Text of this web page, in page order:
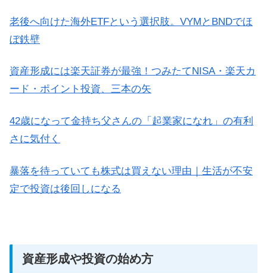
老後へ向けた海外ETFという選択肢。VYMとBNDでほ
ぼ鉄壁
資産形成には楽天証券が最強！つみたてNISA・楽天カ
ード・ポイント投資、三本の矢
42歳になって金持ち父さんの「起業家になれ」の有利
さに気付く
暴落を待っていても株式は買えない理由｜生活が不安
定で投資は後回しになる
資産形成や投資の始め方